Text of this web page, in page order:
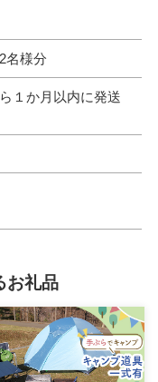
名様分
１か月以内に発送
お礼品